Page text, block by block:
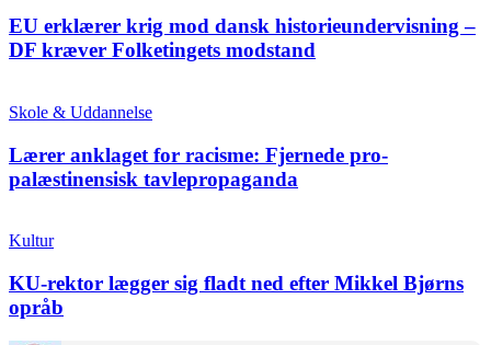
EU erklærer krig mod dansk historieundervisning –
DF kræver Folketingets modstand
Skole & Uddannelse
Lærer anklaget for racisme: Fjernede pro-
palæstinensisk tavlepropaganda
Kultur
KU-rektor lægger sig fladt ned efter Mikkel Bjørns
opråb